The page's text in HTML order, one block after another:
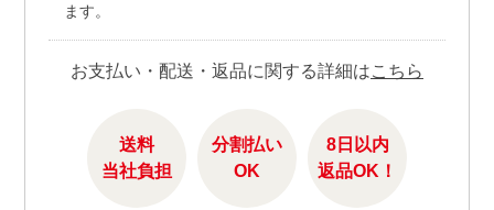
ます。
お支払い・配送・返品に関する詳細はこちら
送料
当社負担
分割払い
OK
8日以内
返品OK！